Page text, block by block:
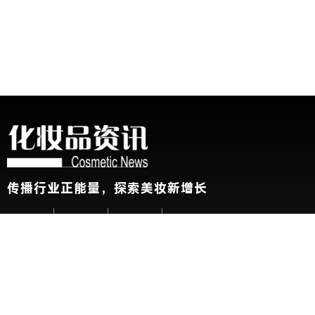
传播行业正能量，探索美妆新增长